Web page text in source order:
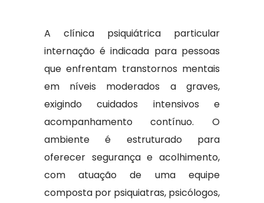
A clínica psiquiátrica particular
internação é indicada para pessoas
que enfrentam transtornos mentais
em níveis moderados a graves,
exigindo cuidados intensivos e
acompanhamento contínuo. O
ambiente é estruturado para
oferecer segurança e acolhimento,
com atuação de uma equipe
composta por psiquiatras, psicólogos,